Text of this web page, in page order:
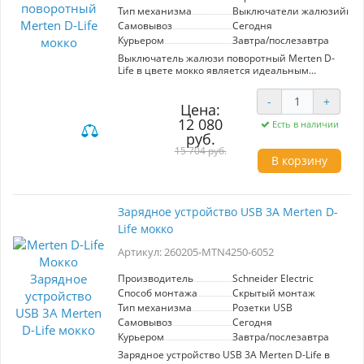
и для коммерческих объектов, гарантируя
долговечность и высокую
производительность. Выберите Merten D-Life и
получите надежный элемент вашей сети.
Тип механизма
Выключатели
Самовывоз
Сегодня
Курьером
Завтра/послезавтра
Выключатель жалюзи поворотный Merten D-
Life в цвете мокко является идеальным
в вашем доме или офисе. Артикул MTN317200-
MTN3875-6052 гарантирует высокое качество
и надежность, как и все продукты компании
Schneider Electric. Данный выключатель
относится к типу жалюзийных механизмов,
что позволяет с легкостью регулировать
степень затемнения помещения. Стильный
интерьер, придавая ему современный и
элегантный вид. Удобство в использовании
обеспечивается поворотным механизмом,
который обеспечивает плавное и точное
слияние функциональности и эстетики, что
пространству. С ним вы сможете не только
улучшить комфорт, но и эстетически обогатить
атмосферу вашего интерьера.
Цена:
12 080
руб.
15 704 руб.
- +
Есть в наличии
В корзину
Зарядное устройство USB 3A Merten D-
Life мокко
Артикул: 260205-MTN4250-6052
Производитель
Schneider Electric
Способ монтажа
Скрытый монтаж
Тип механизма
Розетки USB
Самовывоз
Сегодня
Курьером
Завтра/послезавтра
Зарядное устройство USB 3A Merten D-Life в